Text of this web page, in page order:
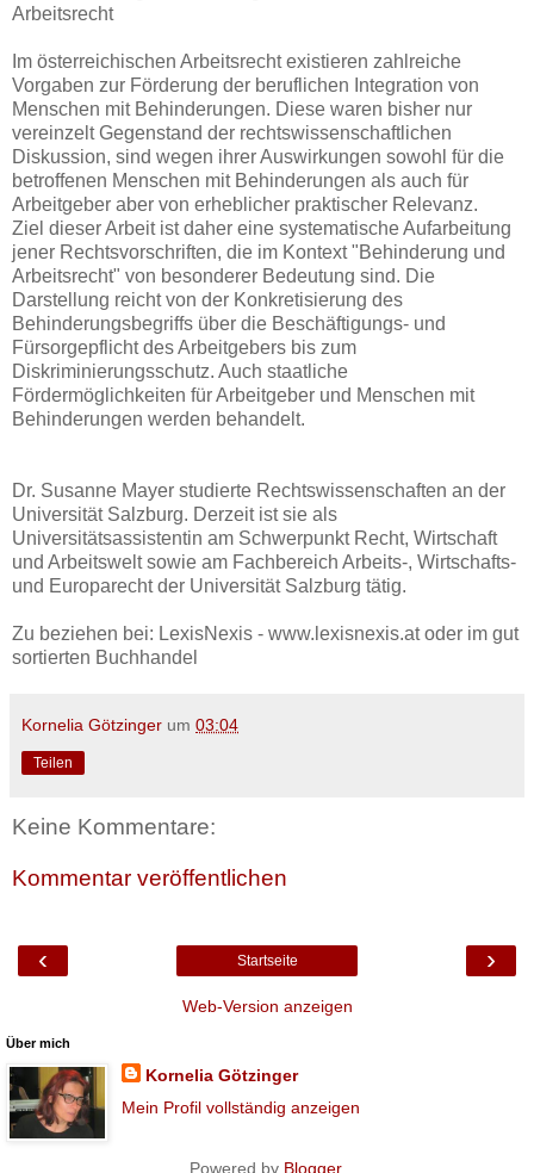
Arbeitsrecht
Im österreichischen Arbeitsrecht existieren zahlreiche
Vorgaben zur Förderung der beruflichen Integration von
Menschen mit Behinderungen. Diese waren bisher nur
vereinzelt Gegenstand der rechtswissenschaftlichen
Diskussion, sind wegen ihrer Auswirkungen sowohl für die
betroffenen Menschen mit Behinderungen als auch für
Arbeitgeber aber von erheblicher praktischer Relevanz.
Ziel dieser Arbeit ist daher eine systematische Aufarbeitung
jener Rechtsvorschriften, die im Kontext "Behinderung und
Arbeitsrecht" von besonderer Bedeutung sind. Die
Darstellung reicht von der Konkretisierung des
Behinderungsbegriffs über die Beschäftigungs- und
Fürsorgepflicht des Arbeitgebers bis zum
Diskriminierungsschutz. Auch staatliche
Fördermöglichkeiten für Arbeitgeber und Menschen mit
Behinderungen werden behandelt.
Dr. Susanne Mayer studierte Rechtswissenschaften an der
Universität Salzburg. Derzeit ist sie als
Universitätsassistentin am Schwerpunkt Recht, Wirtschaft
und Arbeitswelt sowie am Fachbereich Arbeits-, Wirtschafts-
und Europarecht der Universität Salzburg tätig.
Zu beziehen bei: LexisNexis - www.lexisnexis.at oder im gut
sortierten Buchhandel
Kornelia Götzinger um 03:04
Teilen
Keine Kommentare:
Kommentar veröffentlichen
‹ ›
Startseite
Web-Version anzeigen
Über mich
Kornelia Götzinger
Mein Profil vollständig anzeigen
Powered by Blogger.